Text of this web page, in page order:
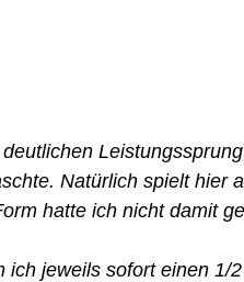
Natürlich spielt hier
hatte ich nicht damit
ich jeweils sofort einen 1/